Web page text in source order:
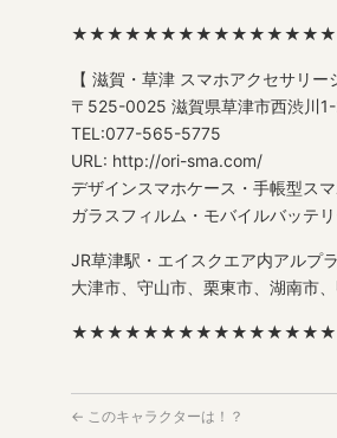
【 滋賀・草津 スマホアクセサリ
〒525-0025 滋賀県草津市西渋川
TEL:077-565-5775
URL: http://ori-sma.com/
デザインスマホケース・手帳型ス
ガラスフィルム・モバイルバッテ
JR草津駅・エイスクエア内アルプ
大津市、守山市、栗東市、湖南市
← このキャラクターは！？